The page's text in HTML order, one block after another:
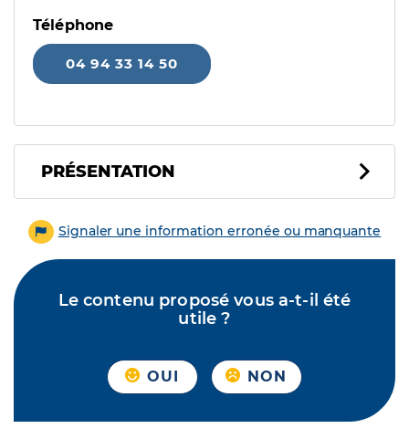
Téléphone
04 94 33 14 50
PRÉSENTATION
Signaler une information erronée ou manquante
Le contenu proposé vous a-t-il été
utile ?
OUI NON